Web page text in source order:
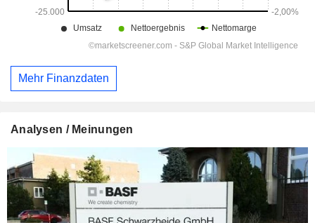
Mehr Finanzdaten
Analysen / Meinungen